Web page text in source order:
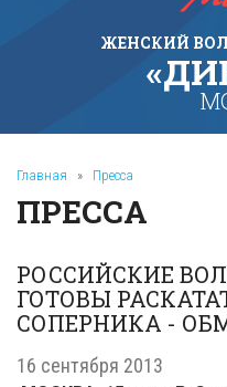
ЖЕНСКИЙ
Главная » Пресса
ПРЕССА
РОССИЙСКИЕ
ГОТОВЫ
СОПЕРНИКА -
16 сентября 2013